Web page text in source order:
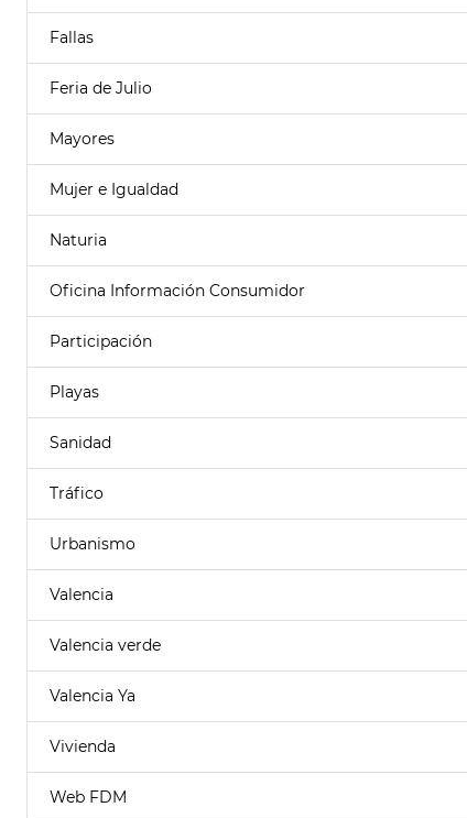
Fallas
Feria de Julio
Mayores
Mujer e Igualdad
Naturia
Oficina Información Consumidor
Participación
Playas
Sanidad
Tráfico
Urbanismo
Valencia
Valencia verde
Valencia Ya
Vivienda
Web FDM